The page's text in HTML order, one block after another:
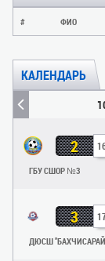
# ФИО
КАЛЕНДАРЬ
2
ГБУ СШОР №3
3
ДЮСШ